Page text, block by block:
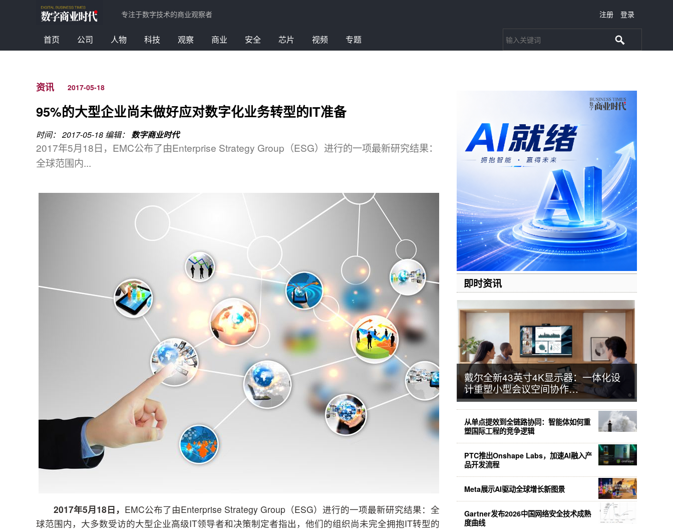
专注于数字技术的商业观察者 注册 登录
首页 公司 人物 科技 观察 商业 安全 芯片 视频 专题
资讯 2017-05-18
95%的大型企业尚未做好应对数字化业务转型的IT准备
时间： 2017-05-18编辑： 数字商业时代
2017年5月18日，EMC公布了由Enterprise Strategy Group（ESG）进行的一项最新研究结果：
全球范围内...
2017年5月18日， EMC公布了由Enterprise Strategy Group（ESG）进行的一项最新研究结果：全
球范围内，大多数受访的大型企业高级IT领导者和决策制定者指出，他们的组织尚未完全拥抱IT转型的
即时资讯
戴尔全新43英寸4K显示器：一体化设
计重塑小型会议空间协作…
从单点提效到全链路协同：智能体如何重
塑国际工程的竞争逻辑
PTC推出Onshape Labs，加速AI融入产
品开发流程
Meta展示AI驱动全球增长新图景
Gartner发布2026中国网络安全技术成熟
度曲线